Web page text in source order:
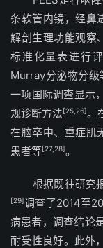
条软管内镜，经鼻
解剖生理功能观察
标准化量表进行
Murray分泌物分级
一项国际调查显示
规诊断方法[25,26]。
在脑卒中、重症肌
患者等[27,28]。
根据既往研究
[29]调查了2014至
病患者，调查结论
耐受性良好。此外